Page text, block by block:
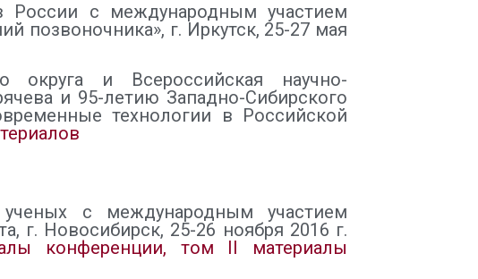
России с международным участием
позвоночника», г. Иркутск, 25-27 мая
округа и Всероссийская научно-
и 95-летию Западно-Сибирского
технологии в Российской
ученых с международным участием
г. Новосибирск, 25-26 ноября 2016 г.
конференции, том II
материалы